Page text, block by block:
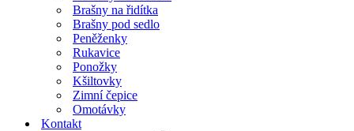
Brašny na řidítka
Brašny pod sedlo
Peněženky
Rukavice
Ponožky
Kšiltovky
Zimní čepice
Omotávky
Kontakt